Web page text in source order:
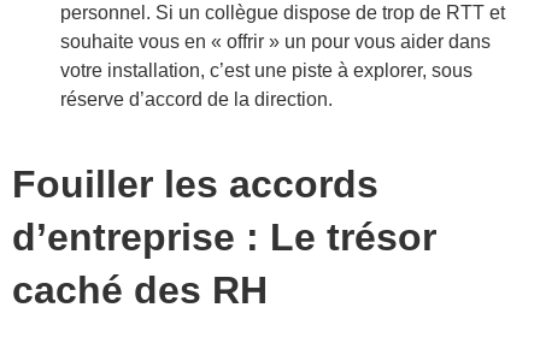
personnel. Si un collègue dispose de trop de RTT et
souhaite vous en « offrir » un pour vous aider dans
votre installation, c’est une piste à explorer, sous
réserve d’accord de la direction.
Fouiller les accords
d’entreprise : Le trésor
caché des RH